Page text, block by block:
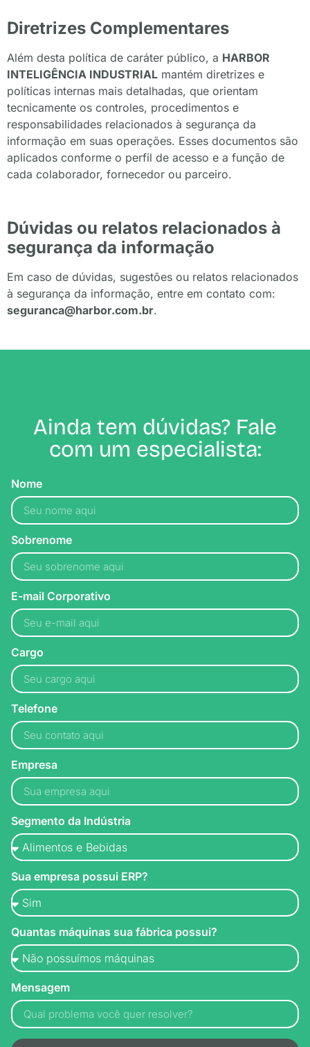
Diretrizes Complementares
Além desta política de caráter público, a HARBOR
INTELIGÊNCIA INDUSTRIAL mantém diretrizes e
políticas internas mais detalhadas, que orientam
tecnicamente os controles, procedimentos e
responsabilidades relacionados à segurança da
informação em suas operações. Esses documentos são
aplicados conforme o perfil de acesso e a função de
cada colaborador, fornecedor ou parceiro.
Dúvidas ou relatos relacionados à
segurança da informação
Em caso de dúvidas, sugestões ou relatos relacionados
à segurança da informação, entre em contato com:
seguranca@harbor.com.br.
Ainda tem dúvidas? Fale
com um especialista:
Nome
Sobrenome
E-mail Corporativo
Cargo
Telefone
Empresa
Segmento da Indústria
Sua empresa possui ERP?
Quantas máquinas sua fábrica possui?
Mensagem